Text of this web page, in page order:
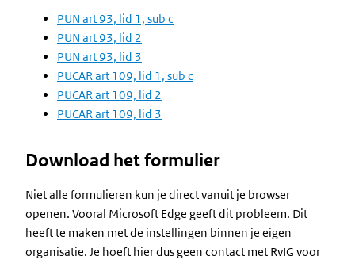
PUN art 93, lid 1, sub c
PUN art 93, lid 2
PUN art 93, lid 3
PUCAR art 109, lid 1, sub c
PUCAR art 109, lid 2
PUCAR art 109, lid 3
Download het formulier
Niet alle formulieren kun je direct vanuit je browser
openen. Vooral Microsoft Edge geeft dit probleem. Dit
heeft te maken met de instellingen binnen je eigen
organisatie. Je hoeft hier dus geen contact met RvIG voor